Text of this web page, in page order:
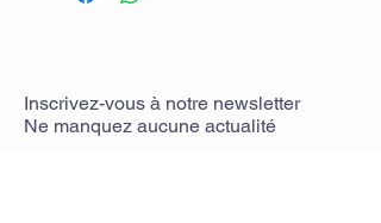
Inscrivez-vous à notre newsletter
Ne manquez aucune actualité